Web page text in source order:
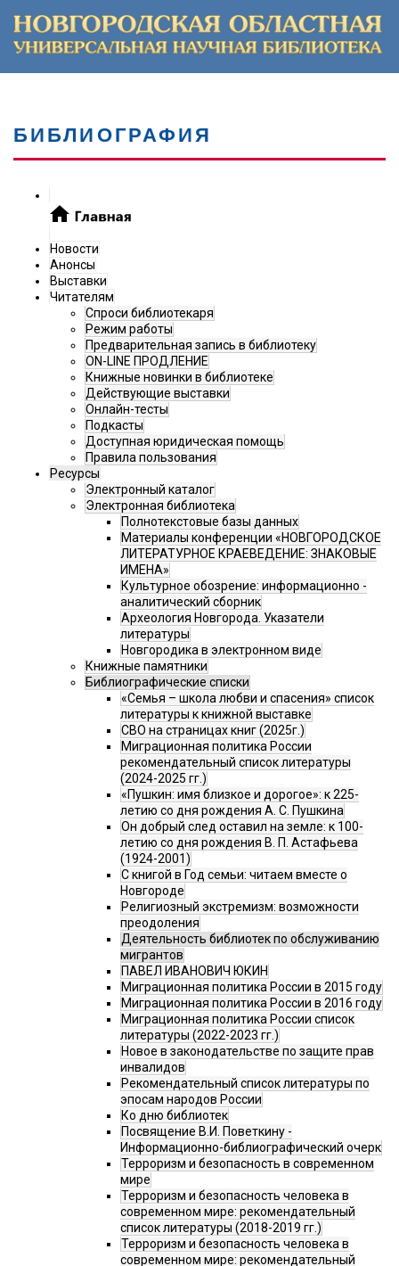
БИБЛИОГРАФИЯ
Новости
Анонсы
Выставки
Читателям
Спроси библиотекаря
Режим работы
Предварительная запись в библиотеку
ON-LINE ПРОДЛЕНИЕ
Книжные новинки в библиотеке
Действующие выставки
Онлайн-тесты
Подкасты
Доступная юридическая помощь
Правила пользования
Ресурсы
Электронный каталог
Электронная библиотека
Полнотекстовые базы данных
Материалы конференции «НОВГОРОДСКОЕ
ЛИТЕРАТУРНОЕ КРАЕВЕДЕНИЕ: ЗНАКОВЫЕ
ИМЕНА»
Культурное обозрение: информационно -
аналитический сборник
Археология Новгорода. Указатели
литературы
Новгородика в электронном виде
Книжные памятники
Библиографические списки
«Семья – школа любви и спасения» список
литературы к книжной выставке
СВО на страницах книг (2025г.)
Миграционная политика России
рекомендательный список литературы
(2024-2025 гг.)
«Пушкин: имя близкое и дорогое»: к 225-
летию со дня рождения А. С. Пушкина
Он добрый след оставил на земле: к 100-
летию со дня рождения В. П. Астафьева
(1924-2001)
С книгой в Год семьи: читаем вместе о
Новгороде
Религиозный экстремизм: возможности
преодоления
Деятельность библиотек по обслуживанию
мигрантов
ПАВЕЛ ИВАНОВИЧ ЮКИН
Миграционная политика России в 2015 году
Миграционная политика России в 2016 году
Миграционная политика России список
литературы (2022-2023 гг.)
Новое в законодательстве по защите прав
инвалидов
Рекомендательный список литературы по
эпосам народов России
Ко дню библиотек
Посвящение В.И. Поветкину -
Информационно-библиографический очерк
Терроризм и безопасность в современном
мире
Терроризм и безопасность человека в
современном мире: рекомендательный
список литературы (2018-2019 гг.)
Терроризм и безопасность человека в
современном мире: рекомендательный